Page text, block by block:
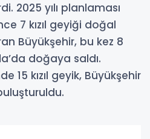
2025 yılı planlaması
7 kızıl geyiği doğal
Büyükşehir, bu kez 8
doğaya saldı.
15 kızıl geyik, Büyükşehir